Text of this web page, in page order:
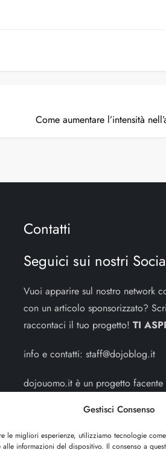
Gestisci Consenso
le migliori esperienze, utilizziamo tecnologie
alle informazioni del dispositivo. Il consenso a
Come aumentare l’intensità
Contatti
Seguici sui nostri
Vuoi apparire sul nostro network
con un articolo sponsorizzato?
raccontaci il tuo progetto!TI
info e contatti:staff@dojoblog.it
dojouomo.it è un progetto
sede legale in Via delle Sirene 34
IT13402731007